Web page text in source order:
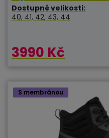
Dostupné velikosti:
40, 41, 42, 43, 44
3990 Kč
S membránou